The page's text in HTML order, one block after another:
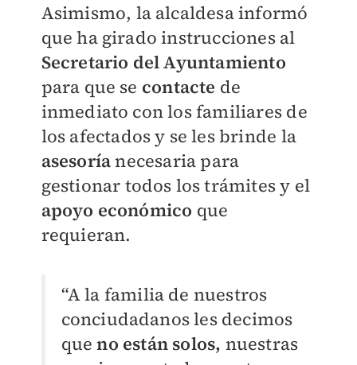
Asimismo, la alcaldesa informó
que ha girado instrucciones al
Secretario del Ayuntamiento
para que se contacte de
inmediato con los familiares de
los afectados y se les brinde la
asesoríanecesaria para
gestionar todos los trámites y el
apoyo económico que
requieran.
“A la familia de nuestros
conciudadanos les decimos
queno están solos, nuestras